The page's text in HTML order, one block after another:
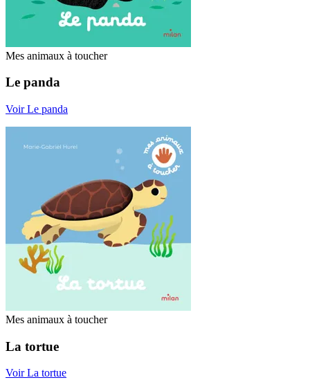
Mes animaux à toucher
Le panda
Voir Le panda
Mes animaux à toucher
La tortue
Voir La tortue